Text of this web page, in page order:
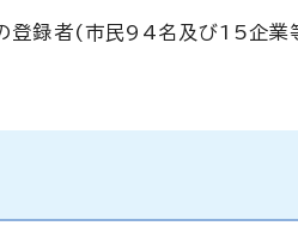
の登録者(市民94名及び15企